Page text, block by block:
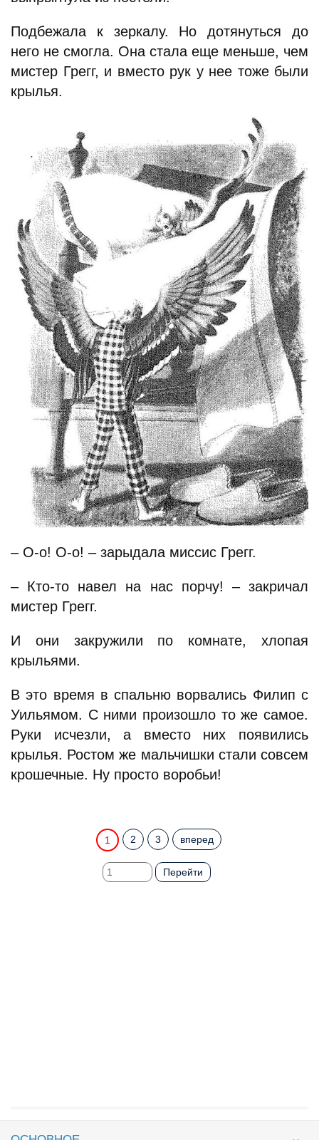
Подбежала к зеркалу. Но дотянуться до
него не смогла. Она стала еще меньше, чем
мистер Грегг, и вместо рук у нее тоже были
крылья.
– О-о! О-о! – зарыдала миссис Грегг.
– Кто-то навел на нас порчу! – закричал
мистер Грегг.
И они закружили по комнате, хлопая
крыльями.
В это время в спальню ворвались Филип с
Уильямом. С ними произошло то же самое.
Руки исчезли, а вместо них появились
крылья. Ростом же мальчишки стали совсем
крошечные. Ну просто воробьи!
1 2 3 вперед
Перейти